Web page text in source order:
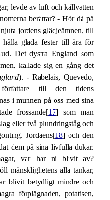
levde av luft och källvatten
berättar? - Hör då på
jordens glädjeämnen, till
glada fester till ära för
Det dystra England som
kallade sig en gång det
). - Rabelais, Quevedo,
till den tidens
i munnen på oss med sina
frossande[17] som man
eller två plundringståg och
Jordaens[18] och den
dem på sina livfulla dukar.
var har ni blivit av?
mänsklighetens alla tankar,
blivit betydligt mindre och
förplägnaden, potatisen,